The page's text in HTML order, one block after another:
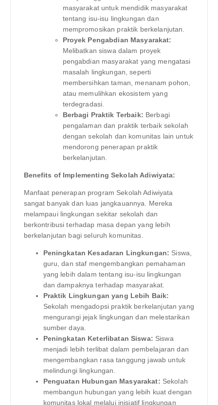
masyarakat untuk mendidik masyarakat
tentang isu-isu lingkungan dan
mempromosikan praktik berkelanjutan.
Proyek Pengabdian Masyarakat:
Melibatkan siswa dalam proyek
pengabdian masyarakat yang mengatasi
masalah lingkungan, seperti
membersihkan taman, menanam pohon,
atau memulihkan ekosistem yang
terdegradasi.
Berbagi Praktik Terbaik: Berbagi
pengalaman dan praktik terbaik sekolah
dengan sekolah dan komunitas lain untuk
mendorong penerapan praktik
berkelanjutan.
Benefits of Implementing Sekolah Adiwiyata:
Manfaat penerapan program Sekolah Adiwiyata
sangat banyak dan luas jangkauannya. Mereka
melampaui lingkungan sekitar sekolah dan
berkontribusi terhadap masa depan yang lebih
berkelanjutan bagi seluruh komunitas.
Peningkatan Kesadaran Lingkungan: Siswa,
guru, dan staf mengembangkan pemahaman
yang lebih dalam tentang isu-isu lingkungan
dan dampaknya terhadap masyarakat.
Praktik Lingkungan yang Lebih Baik:
Sekolah mengadopsi praktik berkelanjutan yang
mengurangi jejak lingkungan dan melestarikan
sumber daya.
Peningkatan Keterlibatan Siswa: Siswa
menjadi lebih terlibat dalam pembelajaran dan
mengembangkan rasa tanggung jawab untuk
melindungi lingkungan.
Penguatan Hubungan Masyarakat: Sekolah
membangun hubungan yang lebih kuat dengan
komunitas lokal melalui inisiatif lingkungan